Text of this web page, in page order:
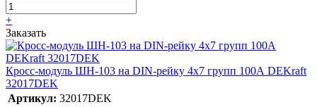
+
Заказать
Кросс-модуль ШН-103 на DIN-рейку 4х7 групп 100А DEKraft
32017DEK
Артикул: 32017DEK